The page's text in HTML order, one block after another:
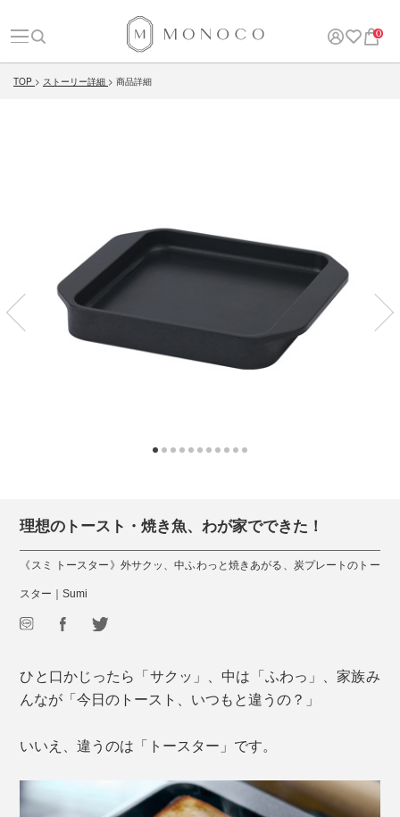
0
TOP ストーリー詳細 商品詳細
理想のトースト・焼き魚、わが家でできた！
《スミ トースター》外サクッ、中ふわっと焼きあがる、炭プレートのトー
スター｜Sumi
ひと口かじったら「サクッ」、中は「ふわっ」、家族み
んなが「今日のトースト、いつもと違うの？」
いいえ、違うのは「トースター」です。